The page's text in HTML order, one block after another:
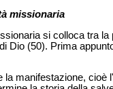
missionaria
si colloca tra
Dio (50). Prima
la manifestazione,